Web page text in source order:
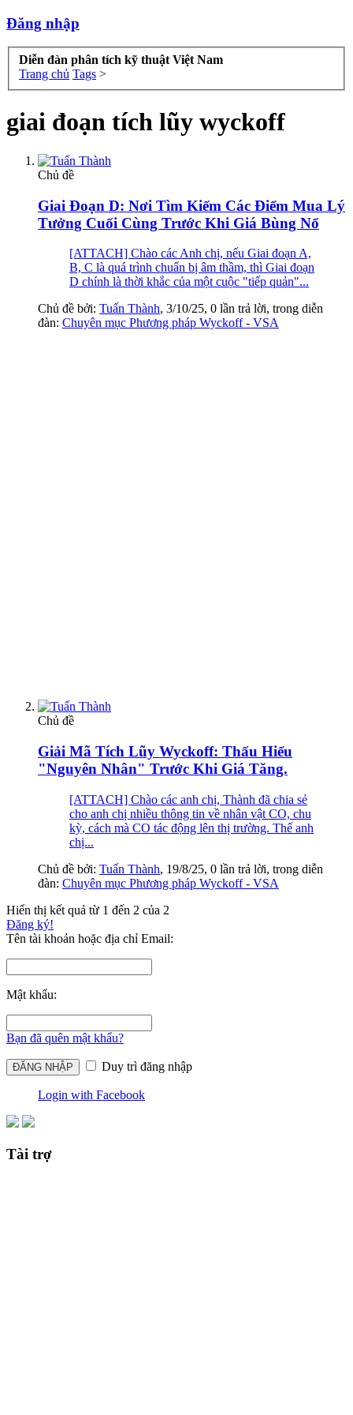
Đăng nhập
Diễn đàn phân tích kỹ thuật Việt Nam
Trang chủ Tags >
giai đoạn tích lũy wyckoff
Chủ đề
Giai Đoạn D: Nơi Tìm Kiếm Các Điểm Mua Lý
Tưởng Cuối Cùng Trước Khi Giá Bùng Nổ
[ATTACH] Chào các Anh chị, nếu Giai đoạn A,
B, C là quá trình chuẩn bị âm thầm, thì Giai đoạn
D chính là thời khắc của một cuộc "tiếp quản"...
Chủ đề bởi: Tuấn Thành, 3/10/25, 0 lần trả lời, trong diễn
đàn: Chuyên mục Phương pháp Wyckoff - VSA
Chủ đề
Giải Mã Tích Lũy Wyckoff: Thấu Hiểu
"Nguyên Nhân" Trước Khi Giá Tăng.
[ATTACH] Chào các anh chị, Thành đã chia sẻ
cho anh chị nhiều thông tin về nhân vật CO, chu
kỳ, cách mà CO tác động lên thị trường. Thế anh
chị...
Chủ đề bởi: Tuấn Thành, 19/8/25, 0 lần trả lời, trong diễn
đàn: Chuyên mục Phương pháp Wyckoff - VSA
Hiển thị kết quả từ 1 đến 2 của 2
Đăng ký!
Tên tài khoản hoặc địa chỉ Email:
Mật khẩu:
Bạn đã quên mật khẩu?
Duy trì đăng nhập
Login with Facebook
Tài trợ